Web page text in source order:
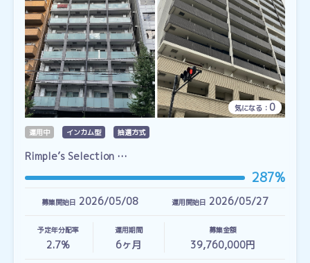
気になる： 0
運用中 インカム型 抽選方式
Rimple’s Selection …
287%
募集開始日 2026/05/08 運用開始日 2026/05/27
予定年分配率
2.7%
運用期間
6ヶ月
募集金額
39,760,000円